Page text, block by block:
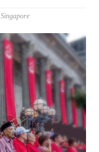
,Singapore